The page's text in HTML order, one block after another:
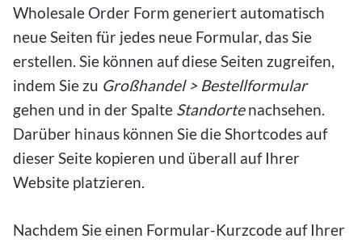
Wholesale Order Form generiert automatisch
neue Seiten für jedes neue Formular, das Sie
erstellen. Sie können auf diese Seiten zugreifen,
indem Sie zu Großhandel > Bestellformular
gehen und in der Spalte Standortenachsehen.
Darüber hinaus können Sie die Shortcodes auf
dieser Seite kopieren und überall auf Ihrer
Website platzieren.
Nachdem Sie einen Formular-Kurzcode auf Ihrer